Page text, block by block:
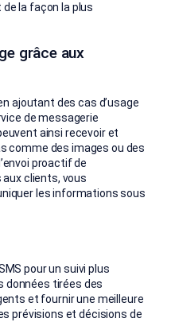
la façon la plus
grâce aux
ajoutant des cas d’usage
de messagerie
ainsi recevoir et
comme des images ou des
proactif de
clients, vous
les informations sous
pour un suivi plus
données tirées des
et fournir une meilleure
prévisions et décisions de